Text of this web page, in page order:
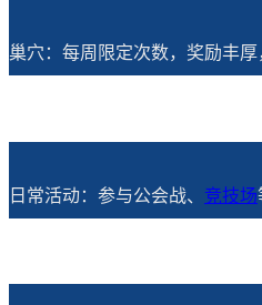
巢穴：每周限定次数，奖励丰厚
日常活动：参与公会战、 竞技场